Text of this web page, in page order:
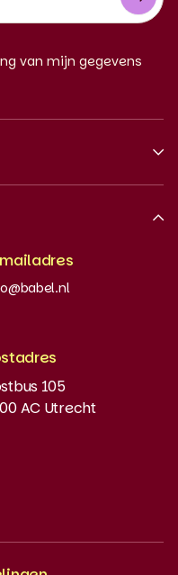
van mijn gegevens
105
AC Utrecht